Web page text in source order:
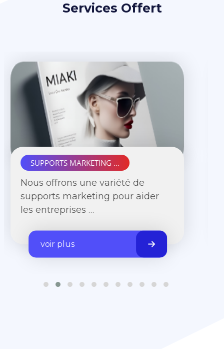
Services Offert
SUPPORTS MARKETING …
Nous offrons une variété de
supports marketing pour aider
les entreprises …
voir plus